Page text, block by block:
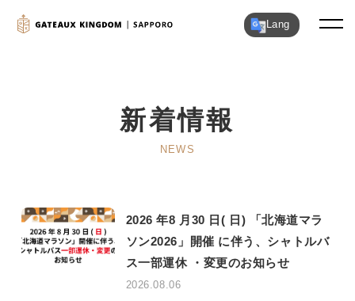
Lang
新着情報
NEWS
2026 年8 月30 日( 日) 「北海道マラ
ソン2026」開催 に伴う、シャトルバ
ス一部運休 ・変更のお知らせ
2026.08.06